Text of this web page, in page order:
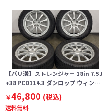
【バリ溝】ストレンジャー 18in 7.5J
+38 PCD114.3 ダンロップ ウィン…
￥46,800 (税込)
送料無料